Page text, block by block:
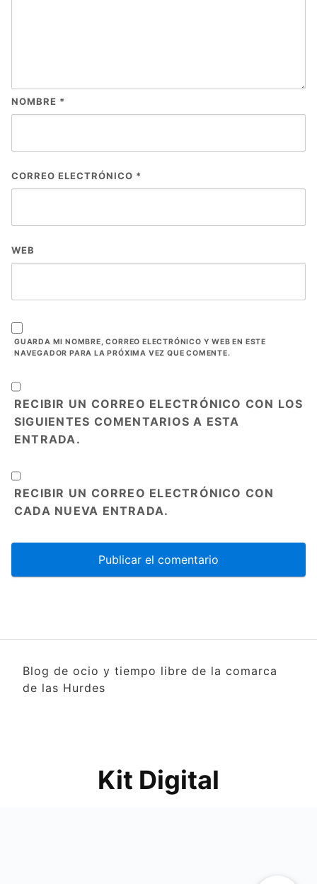
NOMBRE *
CORREO ELECTRÓNICO *
WEB
GUARDA MI NOMBRE, CORREO ELECTRÓNICO Y WEB EN ESTE
NAVEGADOR PARA LA PRÓXIMA VEZ QUE COMENTE.
RECIBIR UN CORREO ELECTRÓNICO CON LOS
SIGUIENTES COMENTARIOS A ESTA
ENTRADA.
RECIBIR UN CORREO ELECTRÓNICO CON
CADA NUEVA ENTRADA.
Blog de ocio y tiempo libre de la comarca
de las Hurdes
Kit Digital